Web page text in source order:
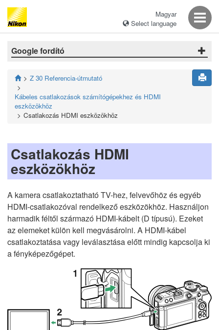
Magyar
Select language
Google fordító
Z 30 Referencia-útmutató
Kábeles csatlakozások számítógépekhez és HDMI
eszközökhöz
Csatlakozás HDMI eszközökhöz
Csatlakozás HDMI
eszközökhöz
A kamera csatlakoztatható TV-hez, felvevőhöz és egyéb
HDMI-csatlakozóval rendelkező eszközökhöz. Használjon
harmadik féltől származó HDMI-kábelt (D típusú). Ezeket
az elemeket külön kell megvásárolni. A HDMI-kábel
csatlakoztatása vagy leválasztása előtt mindig kapcsolja ki
a fényképezőgépet.